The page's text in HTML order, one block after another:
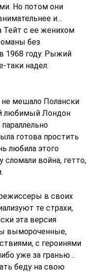
Но потом они
и…
Тейт с ее женихом
без
1968 году. Рыжий
таки надел:
не мешало Полански
любимый Лондон
готова простить
любила этого
сломали война, гетто,
в своих
те страхи,
эта версия
вымороченные,
с героинями
уже за гранью…
беду на свою